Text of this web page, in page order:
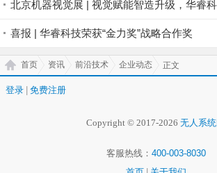
喜报 | 华睿科技荣获“金力奖”战略合作奖
首页 资讯 前沿技术 企业动态 正文
登录 | 免费注册
Copyright © 2017-2026 无人系
客服热线： 400-003-8030